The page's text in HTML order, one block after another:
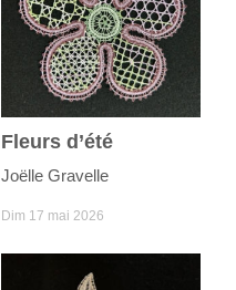
Fleurs d’été
Joëlle Gravelle
Dim 17 mai 2026